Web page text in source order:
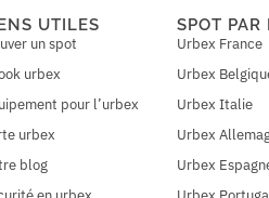
UTILES
un spot
urbex
pour l’urbex
urbex
blog
SPOT PAR
Urbex France
Urbex
Urbex Italie
Urbex
Urbex